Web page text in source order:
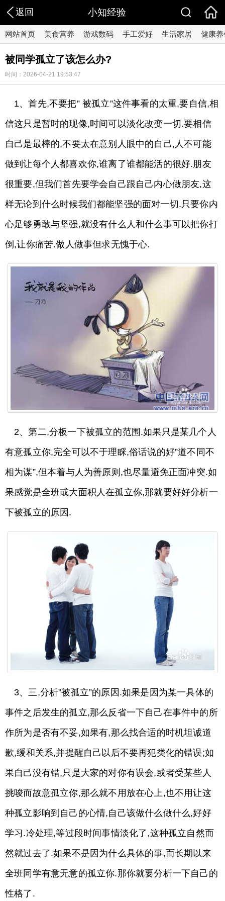
返回 小知经验
网站首页 美食营养 游戏数码 手工爱好 生活家居 健康养
被同学孤立了该怎么办?
时间：2026-04-21 19:53:47
1、首先,不要把” 被孤立”这件事看的太重,要自信,相
信这只是暂时的现像,时间可以淡化改变一切.要相信
自己是最棒的,不要太在意别人眼中的自己,人不可能
做到让每个人都喜欢你,谁离了谁都能活的很好.朋友
很重要,但我们首先要学会自己跟自己内心做朋友,这
样无论到什么时候我们都能坚强的面对一切.只要你内
心足够勇敢与坚强,就没有什么人和什么事可以把你打
倒,让你痛苦.做人做事但求无愧于心.
2、第二,分板一下被孤立的范围.如果只是某几个人
有意孤立你,完全可以不于理睬,俗话说的好”道不同不
相为谋”,但本着与人为善原则,也尽量避免正面冲突.如
果感觉是全班或大面积人在孤立你,那就要好好分析一
下被孤立的原因.
3、三,分析”被孤立”的原因.如果是因为某一具体的
事件之后发生的孤立,那么反省一下自己在事件中的所
作所为是否有不妥,如果有,那么找合适的时机坦诚道
歉,缓和关系,并提醒自己以后不要再犯类化的错误;如
果自己没有错,只是大家的对你有误会,或者受某些人
挑唆而故意孤立你,那么就不用放在心上,也不用让这
种孤立影响到自己的心情,自己该做什么做什么,好好
学习.冷处理,等过段时间事情淡化了,这种孤立自然而
然就过去了.如果不是因为什么具体的事,而长期以来
全班同学有意无意的孤立你.那你就要分析一下自己的
性格了.